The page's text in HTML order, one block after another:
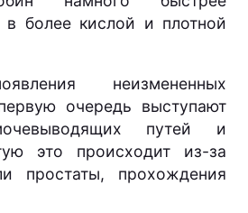
в более кислой и плотной
неизмененных
очередь выступают
путей и
это происходит из-за
простаты, прохождения